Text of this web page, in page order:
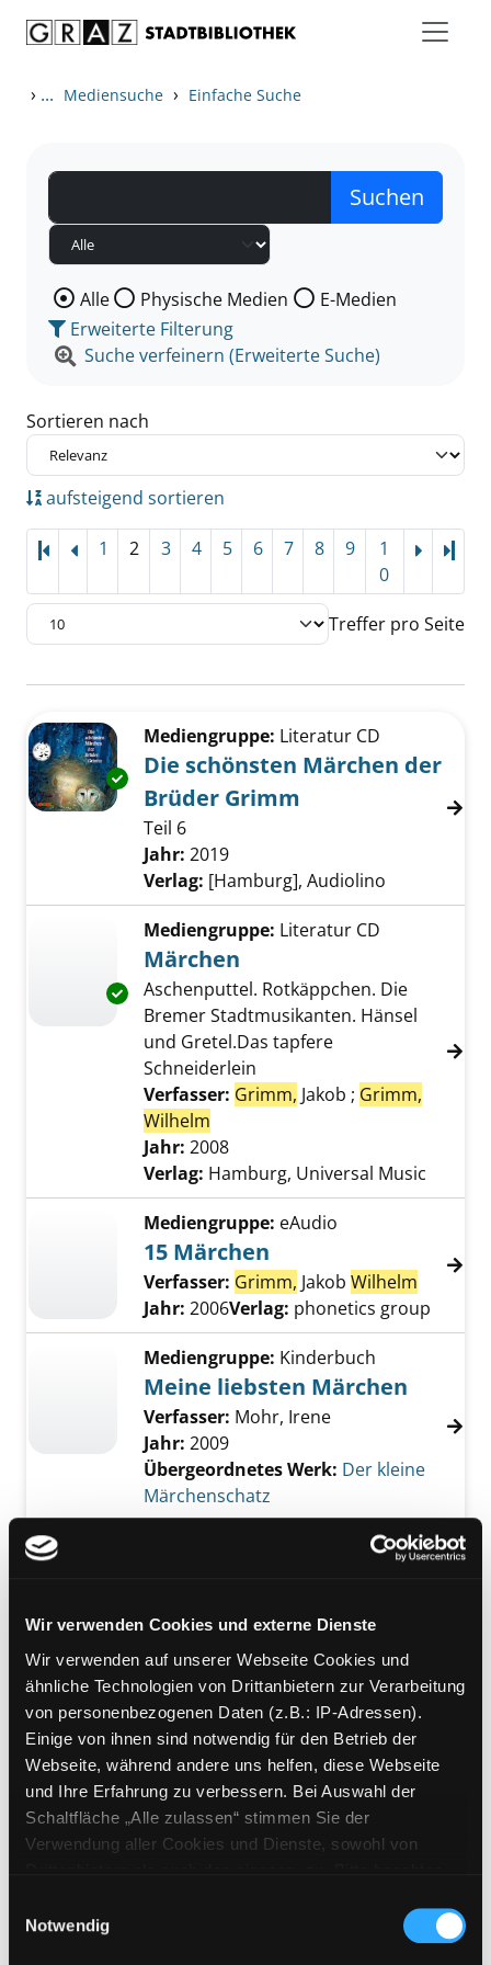
Wir verwenden Cookies und externe Dienste
Wir verwenden auf unserer Webseite Cookies und
ähnliche Technologien von Drittanbietern zur Verarbeitung
von personenbezogenen Daten (z.B.: IP-Adressen).
Einige von ihnen sind notwendig für den Betrieb der
Webseite, während andere uns helfen, diese Webseite
und Ihre Erfahrung zu verbessern. Bei Auswahl der
Schaltfläche „Alle zulassen“ stimmen Sie der
Verwendung aller Cookies und Dienste, sowohl von
Cookies von Drittanbietern, eine Verarbeitung in
unsicheren Drittländern (Länder außerhalb des EWR
Notwendig
› ... Mediensuche › Einfache Suche
Wählen Sie die Medienart nach der Sie suchen wollen.
Alle Physische Medien
E-Medien
Erweiterte Filterung
Suche verfeinern (Erweiterte Suche)
Sortieren nach
aufsteigend sortieren
1 2 3 4 5 6 7 8 9
1
0
Treffer pro Seite
Zu den Suchfiltern springen
Exemplar-Details von Die schönsten
Mediengruppe: Literatur CD
Die schönsten Märchen der
Brüder Grimm
Teil 6
Suche nach diesem Verfasser
Jahr: 2019
Verlag: [Hamburg], Audiolino
Exemplar-Details von Märchen anzeigen
Mediengruppe: Literatur CD
Märchen
Aschenputtel. Rotkäppchen. Die
Bremer Stadtmusikanten. Hänsel
und Gretel.Das tapfere
Schneiderlein
Verfasser: Grimm, Jakob ; Grimm,
Wilhelm
Jahr: 2008
Verlag: Hamburg, Universal Music
Mediengruppe: eAudio
15 Märchen
Verfasser: Grimm, Jakob Wilhelm
Jahr: 2006Verlag: phonetics group
Mediengruppe: Kinderbuch
Meine liebsten Märchen
Verfasser: Mohr, Irene
Jahr: 2009
Übergeordnetes Werk: Der kleine
Märchenschatz
Kinderbuch
Verlag:Stuttgart, Verlag Freies
Geistesleben
Exemplar-Details von Dornröschen anzeigen
Mediengruppe:Kinderbuch
Dornröschen
Suche nach diesem Verfasser
Jahr:2008
Verlag:Berlin, Kinderbuch
Mediengruppe: Kinderbuch
Der kleine